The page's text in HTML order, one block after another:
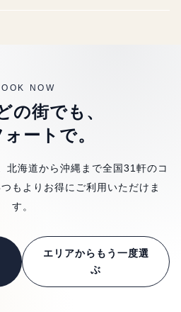
NOW
の街でも、
ートで。
北海道から沖縄まで全国 31軒のコ
もよりお得にご利用いただけま
す。
エリアからもう一度選
ぶ